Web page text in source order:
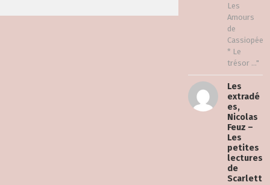
Les
Amours
de
Cassiopée
* Le
trésor ..."
Les
extradé
es,
Nicolas
Feuz –
Les
petites
lectures
de
Scarlett